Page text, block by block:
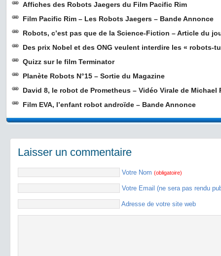
Affiches des Robots Jaegers du Film Pacific Rim
Film Pacific Rim – Les Robots Jaegers – Bande Annonce
Robots, c’est pas que de la Science-Fiction – Article du
Des prix Nobel et des ONG veulent interdire les « robots-
Quizz sur le film Terminator
Planète Robots N°15 – Sortie du Magazine
David 8, le robot de Prometheus – Vidéo Virale de Michael
Film EVA, l’enfant robot androïde – Bande Annonce
Laisser un commentaire
Votre Nom (obligatoire)
Votre Email (ne sera pas rendu
Adresse de votre site web